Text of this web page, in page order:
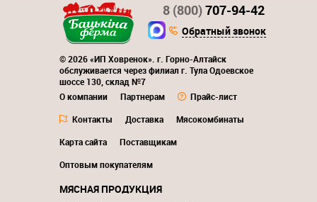
© 2026 «ИП Ховренок». г. Горно-Алтайск
обслуживается через филиал г. Тула Одоевское
шоссе 130, склад №7
О компании
Партнерам
Прайс-лист
Контакты
Доставка
Мясокомбинаты
Карта сайта
Поставщикам
Оптовым покупателям
8 (800)707-94-42
Обратный звонок
МЯСНАЯ ПРОДУКЦИЯ